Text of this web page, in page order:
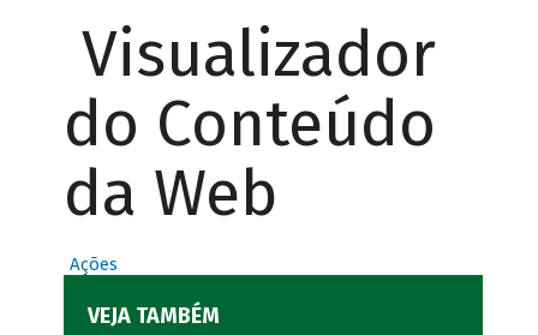
Visualizador
do Conteúdo
da Web
Ações
VEJA TAMBÉM